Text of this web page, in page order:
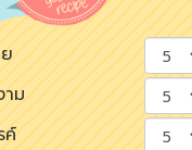
ม
ค์